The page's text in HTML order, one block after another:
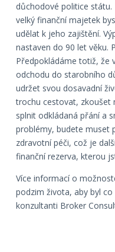
důchodové politice státu.
velký finanční majetek
udělat k jeho zajištění.
nastaven do 90 let věku.
Předpokládáme totiž, že
odchodu do starobního
udržet svou dosavadní
trochu cestovat, zkoušet
splnit odkládaná přání a
problémy, budete muset
zdravotní péči, což je
finanční rezerva, kterou
Více informací o
podzim života, aby byl
konzultanti Broker